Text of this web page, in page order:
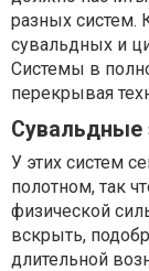
разных систем.
сувальдных и
Системы в
перекрывая
Сувальдные
У этих систем
полотном, так
физической
вскрыть,
длительной